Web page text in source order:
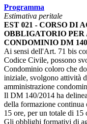
Programma
Estimativa peritale
EST 021 - CORSO DI
OBBLIGATORIO
CONDOMINIO DM
Ai sensi dell'Art. 71 bis
Codice Civile, possono
Condominio coloro che
iniziale, svolgono attività
amministrazione
Il DM 140/2014 ha
della formazione continua
15 ore, per un totale di
Gli obblighi formativi di